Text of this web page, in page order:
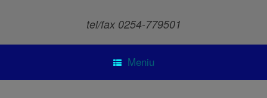
tel/fax 0254-779501
Meniu